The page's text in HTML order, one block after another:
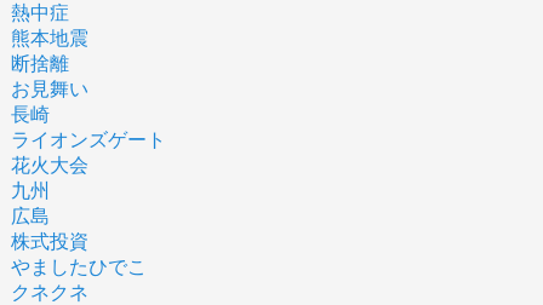
熱中症
熊本地震
断捨離
お見舞い
長崎
ライオンズゲート
花火大会
九州
広島
株式投資
やましたひでこ
クネクネ